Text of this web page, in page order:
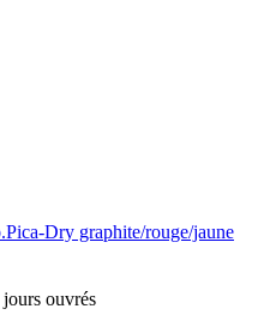
Dry graphite/rouge/jaune
ouvrés